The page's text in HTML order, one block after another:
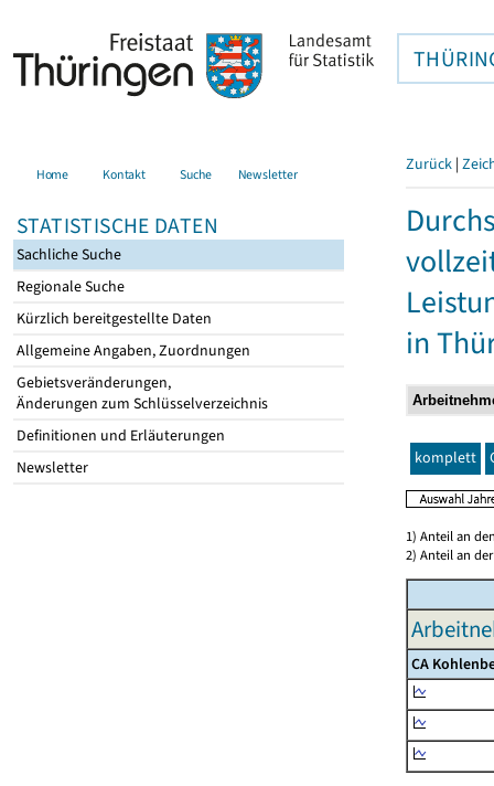
Home Kontakt Suche Newsletter
STATISTISCHE DATEN
Sachliche Suche
Regionale Suche
Kürzlich bereitgestellte Daten
Allgemeine Angaben, Zuordnungen
Gebietsveränderungen,
Änderungen zum Schlüsselverzeichnis
Definitionen und Erläuterungen
Newsletter
Zurück |
in
komplett
1) Anteil an
2) Anteil an
CA